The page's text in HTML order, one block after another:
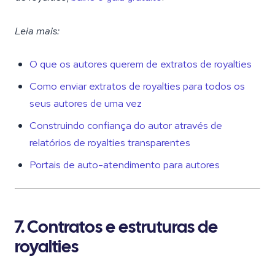
Leia mais:
O que os autores querem de extratos de royalties
Como enviar extratos de royalties para todos os
seus autores de uma vez
Construindo confiança do autor através de
relatórios de royalties transparentes
Portais de auto-atendimento para autores
7. Contratos e estruturas de
royalties